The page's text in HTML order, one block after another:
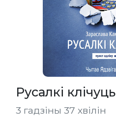
Русалкі клічуць
3 гадзіны 37 хвілін